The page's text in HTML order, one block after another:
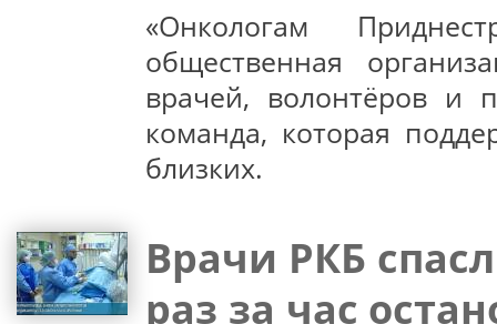
«Онкологам
общественная
врачей, волонтёров и
команда, которая
близких.
Врачи РКБ
раз за час